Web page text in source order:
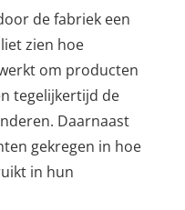
de fabriek een
zien hoe
om producten
tegelijkertijd de
Daarnaast
gekregen in hoe
in hun